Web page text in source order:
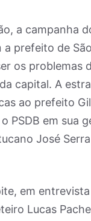
a campanha
a prefeito de
os problemas
capital. A
ao prefeito
PSDB em sua
José
em
Lucas